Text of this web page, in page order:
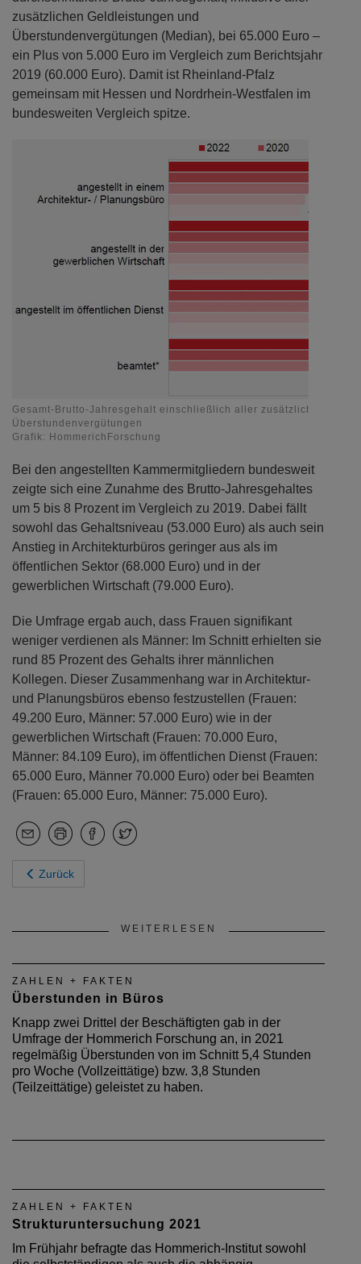
zusätzlichen Geldleistungen und
Überstundenvergütungen (Median), bei 65.000 Euro –
ein Plus von 5.000 Euro im Vergleich zum Berichtsjahr
2019 (60.000 Euro). Damit ist Rheinland-Pfalz
gemeinsam mit Hessen und Nordrhein-Westfalen im
bundesweiten Vergleich spitze.
Gesamt-Brutto-Jahresgehalt einschließlich aller zusätzlichen
Überstundenvergütungen
Grafik: HommerichForschung
Bei den angestellten Kammermitgliedern bundesweit
zeigte sich eine Zunahme des Brutto-Jahresgehaltes
um 5 bis 8 Prozent im Vergleich zu 2019. Dabei fällt
sowohl das Gehaltsniveau (53.000 Euro) als auch sein
Anstieg in Architekturbüros geringer aus als im
öffentlichen Sektor (68.000 Euro) und in der
gewerblichen Wirtschaft (79.000 Euro).
Die Umfrage ergab auch, dass Frauen signifikant
weniger verdienen als Männer: Im Schnitt erhielten sie
rund 85 Prozent des Gehalts ihrer männlichen
Kollegen. Dieser Zusammenhang war in Architektur-
und Planungsbüros ebenso festzustellen (Frauen:
49.200 Euro, Männer: 57.000 Euro) wie in der
gewerblichen Wirtschaft (Frauen: 70.000 Euro,
Männer: 84.109 Euro), im öffentlichen Dienst (Frauen:
65.000 Euro, Männer 70.000 Euro) oder bei Beamten
(Frauen: 65.000 Euro, Männer: 75.000 Euro).
Zurück
WEITERLESEN
ZAHLEN + FAKTEN
Überstunden in Büros
Knapp zwei Drittel der Beschäftigten gab in der
Umfrage der Hommerich Forschung an, in 2021
regelmäßig Überstunden von im Schnitt 5,4 Stunden
pro Woche (Vollzeittätige) bzw. 3,8 Stunden
(Teilzeittätige) geleistet zu haben.
ZAHLEN + FAKTEN
Strukturuntersuchung 2021
Im Frühjahr befragte das Hommerich-Institut sowohl